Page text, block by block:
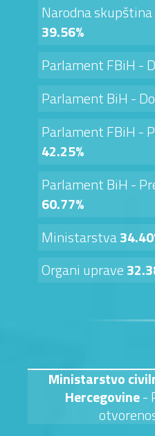
Narodna
39.56%
Parlament FBiH -
Parlament BiH -
Parlament FBiH -
42.25%
Parlament BiH -
60.77%
Ministarstva
Organi uprave
Ministarstvo
Hercegovine-